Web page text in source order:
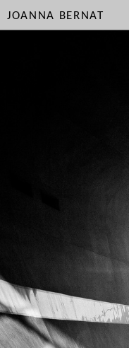
JOANNA BERNAT